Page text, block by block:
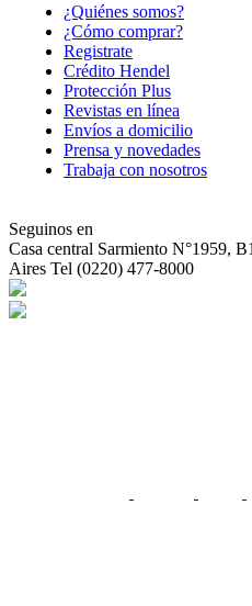
¿Quiénes somos?
¿Cómo comprar?
Registrate
Crédito Hendel
Protección Plus
Revistas en línea
Envíos a domicilio
Prensa y novedades
Trabaja con nosotros
Seguinos en
Casa central Sarmiento N°1959,
Aires Tel (0220) 477-8000